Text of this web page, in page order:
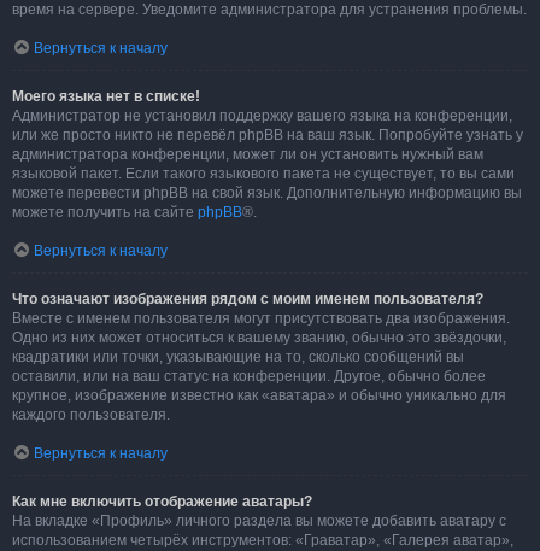
время на сервере. Уведомите администратора для устранения проблемы.
Вернуться к началу
Моего языка нет в списке!
Администратор не установил поддержку вашего языка на конференции,
или же просто никто не перевёл phpBB на ваш язык. Попробуйте узнать у
администратора конференции, может ли он установить нужный вам
языковой пакет. Если такого языкового пакета не существует, то вы сами
можете перевести phpBB на свой язык. Дополнительную информацию вы
можете получить на сайте phpBB®.
Вернуться к началу
Что означают изображения рядом с моим именем пользователя?
Вместе с именем пользователя могут присутствовать два изображения.
Одно из них может относиться к вашему званию, обычно это звёздочки,
квадратики или точки, указывающие на то, сколько сообщений вы
оставили, или на ваш статус на конференции. Другое, обычно более
крупное, изображение известно как «аватара» и обычно уникально для
каждого пользователя.
Вернуться к началу
Как мне включить отображение аватары?
На вкладке «Профиль» личного раздела вы можете добавить аватару с
использованием четырёх инструментов: «Граватар», «Галерея аватар»,